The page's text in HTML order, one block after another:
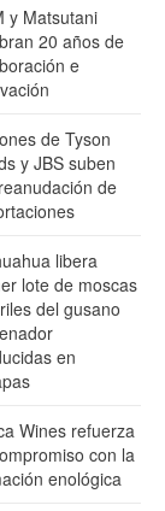
y Matsutani
20 años de
e
de Tyson
y JBS suben
de
libera
lote de moscas
del gusano
en
Wines refuerza
con la
enológica